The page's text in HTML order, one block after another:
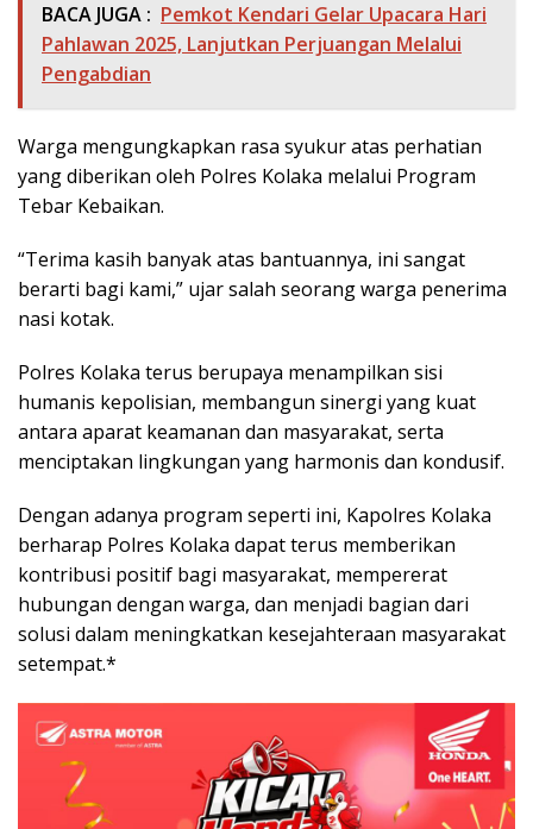
BACA JUGA : Pemkot Kendari Gelar Upacara Hari
Pahlawan 2025, Lanjutkan Perjuangan Melalui
Pengabdian
Warga mengungkapkan rasa syukur atas perhatian
yang diberikan oleh Polres Kolaka melalui Program
Tebar Kebaikan.
“Terima kasih banyak atas bantuannya, ini sangat
berarti bagi kami,” ujar salah seorang warga penerima
nasi kotak.
Polres Kolaka terus berupaya menampilkan sisi
humanis kepolisian, membangun sinergi yang kuat
antara aparat keamanan dan masyarakat, serta
menciptakan lingkungan yang harmonis dan kondusif.
Dengan adanya program seperti ini, Kapolres Kolaka
berharap Polres Kolaka dapat terus memberikan
kontribusi positif bagi masyarakat, mempererat
hubungan dengan warga, dan menjadi bagian dari
solusi dalam meningkatkan kesejahteraan masyarakat
setempat.*